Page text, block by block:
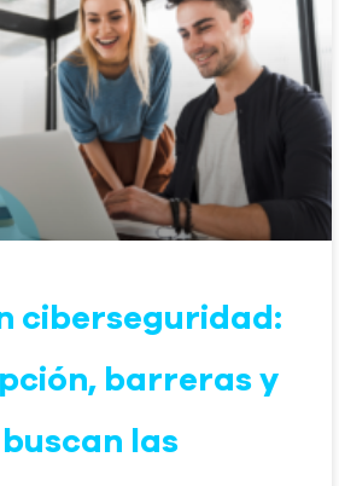
ciberseguridad:
barreras y
las